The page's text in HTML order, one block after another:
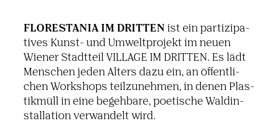
FLORE­STANIA IM DRITTEN ist ein parti­zi­pa­
tives Kunst- und Umwelt­pro­jekt im neuen
Wiener Stadt­teil VILLAGE IM DRITTEN. Es lädt
Menschen jeden Alters dazu ein, an öffent­li­
chen Work­shops teil­zu­nehmen, in denen Plas­
tik­müll in eine begeh­bare, poeti­sche Wald­in­
stal­la­tion verwan­delt wird.